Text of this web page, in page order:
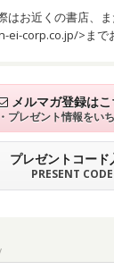
はお近くの書店、
ei-corp.co.jp/>まで
メルマガ登録はこ
プレゼント情報をい
プレゼントコード
PRESENT CODE